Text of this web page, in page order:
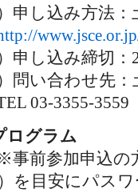
申し込み方法：
申し込み締切：
問い合わせ先
03-3355-
ログラム
前参加申込の
を目安にパス